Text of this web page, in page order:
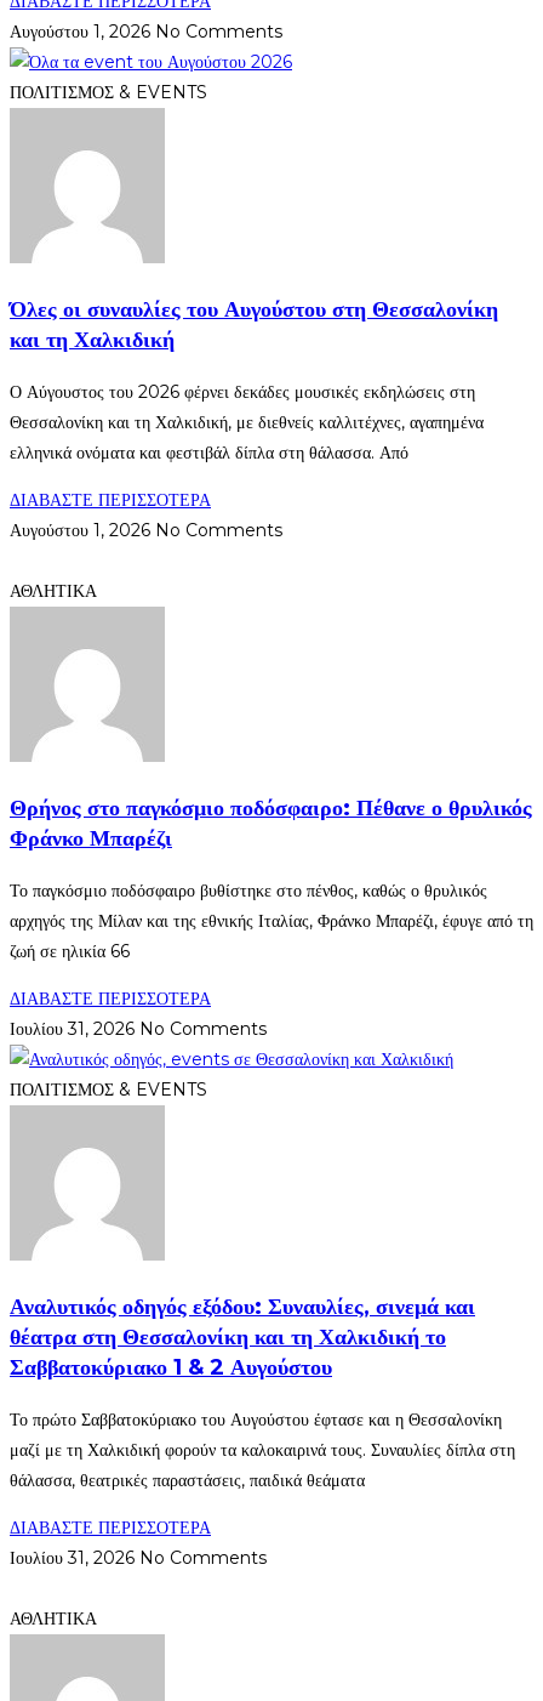
Αυγούστου 1, 2026 No Comments
ΠΟΛΙΤΙΣΜΟΣ & EVENTS
Όλες οι συναυλίες του Αυγούστου στη Θεσσαλονίκη
και τη Χαλκιδική
Ο Αύγουστος του 2026 φέρνει δεκάδες μουσικές εκδηλώσεις στη
Θεσσαλονίκη και τη Χαλκιδική, με διεθνείς καλλιτέχνες, αγαπημένα
ελληνικά ονόματα και φεστιβάλ δίπλα στη θάλασσα. Από
ΔΙΑΒΑΣΤΕ ΠΕΡΙΣΣΟΤΕΡΑ
Αυγούστου 1, 2026 No Comments
ΑΘΛΗΤΙΚΑ
Θρήνος στο παγκόσμιο ποδόσφαιρο: Πέθανε ο θρυλικός
Φράνκο Μπαρέζι
Το παγκόσμιο ποδόσφαιρο βυθίστηκε στο πένθος, καθώς ο θρυλικός
αρχηγός της Μίλαν και της εθνικής Ιταλίας, Φράνκο Μπαρέζι, έφυγε από τη
ζωή σε ηλικία 66
ΔΙΑΒΑΣΤΕ ΠΕΡΙΣΣΟΤΕΡΑ
Ιουλίου 31, 2026 No Comments
ΠΟΛΙΤΙΣΜΟΣ & EVENTS
Αναλυτικός οδηγός εξόδου: Συναυλίες, σινεμά και
θέατρα στη Θεσσαλονίκη και τη Χαλκιδική το
Σαββατοκύριακο 1 & 2 Αυγούστου
Το πρώτο Σαββατοκύριακο του Αυγούστου έφτασε και η Θεσσαλονίκη
μαζί με τη Χαλκιδική φορούν τα καλοκαιρινά τους. Συναυλίες δίπλα στη
θάλασσα, θεατρικές παραστάσεις, παιδικά θεάματα
ΔΙΑΒΑΣΤΕ ΠΕΡΙΣΣΟΤΕΡΑ
Ιουλίου 31, 2026 No Comments
ΑΘΛΗΤΙΚΑ